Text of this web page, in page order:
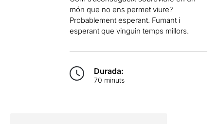
món que no ens permet viure?
Probablement esperant. Fumant i
esperant que vinguin temps millors.
Durada:
70 minuts